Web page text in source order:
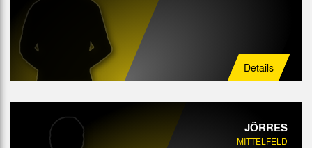
Details
JÖRRES
MITTELFELD